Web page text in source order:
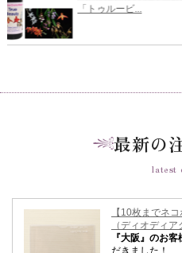
最新の
latest